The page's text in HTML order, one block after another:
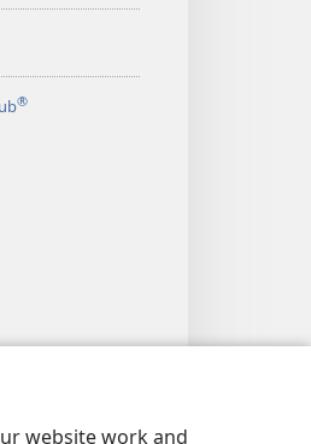
website work and
®